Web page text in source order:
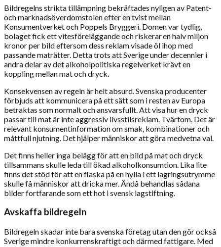
Bildregelns strikta tillämpning bekräftades nyligen av Patent-
och marknadsöverdomstolen efter en tvist mellan
Konsumentverket och Poppels Bryggeri. Domen var tydlig,
bolaget fick ett vitesföreläggande och riskerar en halv miljon
kronor per bild eftersom dess reklam visade öl ihop med
passande maträtter. Detta trots att Sverige under decennier i
andra delar av det alkoholpolitiska regelverket krävt en
koppling mellan mat och dryck.
Konsekvensen av regeln är helt absurd. Svenska producenter
förbjuds att kommunicera på ett sätt som i resten av Europa
betraktas som normalt och ansvarsfullt. Att visa hur en dryck
passar till mat är inte aggressiv livsstilsreklam. Tvärtom. Det är
relevant konsumentinformation om smak, kombinationer och
måttfull njutning. Det hjälper människor att göra medvetna val.
Det finns heller inga belägg för att en bild på mat och dryck
tillsammans skulle leda till ökad alkoholkonsumtion. Lika lite
finns det stöd för att en flaska på en hylla i ett lagringsutrymme
skulle få människor att dricka mer. Ändå behandlas sådana
bilder fortfarande som ett hot i svensk lagstiftning.
Avskaffa bildregeln
Bildregeln skadar inte bara svenska företag utan den gör också
Sverige mindre konkurrenskraftigt och därmed fattigare. Med